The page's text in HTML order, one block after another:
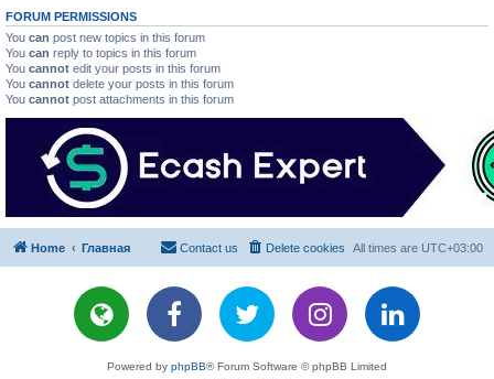
FORUM PERMISSIONS
You can post new topics in this forum
You can reply to topics in this forum
You cannot edit your posts in this forum
You cannot delete your posts in this forum
You cannot post attachments in this forum
Home Главная All times are UTC+03:00
Delete cookies
Contact us
Powered by phpBB® Forum Software © phpBB Limited